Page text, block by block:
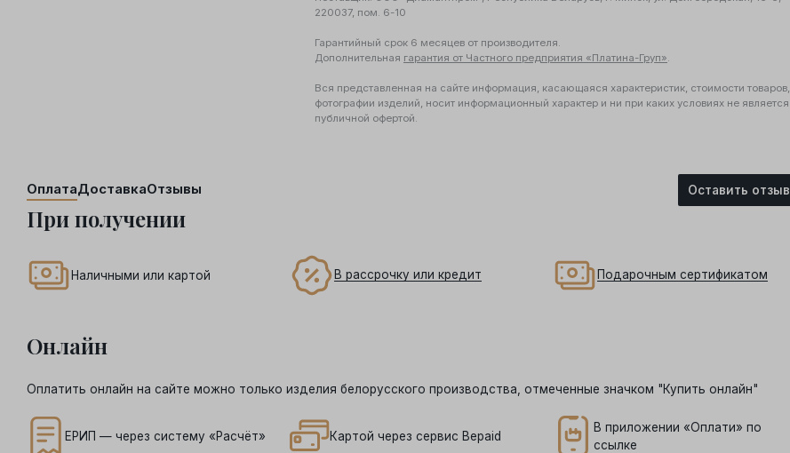
220037, пом. 6-10
Гарантийный срок 6 месяцев от производителя.
Дополнительная гарантия от Частного предприятия «Платина-Груп».
Вся представленная на сайте информация, касающаяся характеристик, стоимости товаров,
фотографии изделий, носит информационный характер и ни при каких условиях не является
публичной офертой.
Оплата
При получении
Наличными или картой В рассрочку или кредит Подарочным сертификатом
Онлайн
Оплатить онлайн на сайте можно только изделия белорусского производства, отмеченные значком "Купить онлайн"
ЕРИП — через систему «Расчёт» Картой через сервис Bepaid
В приложении «Оплати» по
ссылке
ДоставкаОтзывы Оставить отзыв